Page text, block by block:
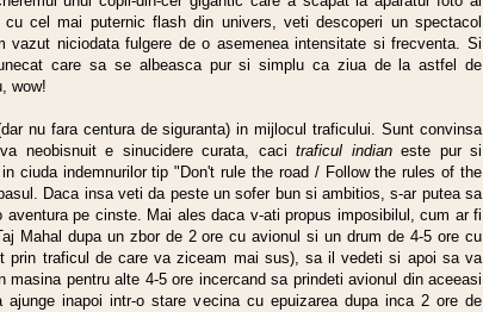
cu cel mai puternic flash din univers, veti descoperi un spectacol
vazut niciodata fulgere de o asemenea intensitate si frecventa. Si
care sa se albeasca pur si simplu ca ziua de la astfel de
wow!
nu fara centura de siguranta) in mijlocul traficului. Sunt convinsa
neobisnuit e sinucidere curata, caci traficul indianeste pur si
ciuda indemnurilor tip "Don't rule the road / Follow the rules of the
Daca insa veti da peste un sofer bun si ambitios, s-ar putea sa
aventura pe cinste. Mai ales daca v-ati propus imposibilul, cum ar fi
Mahal dupa un zbor de 2 ore cu avionul si un drum de 4-5 ore cu
prin traficul de care va ziceam mai sus), sa il vedeti si apoi sa va
masina pentru alte 4-5 ore incercand sa prindeti avionul din aceeasi
ajunge inapoi intr-o stare vecina cu epuizarea dupa inca 2 ore de